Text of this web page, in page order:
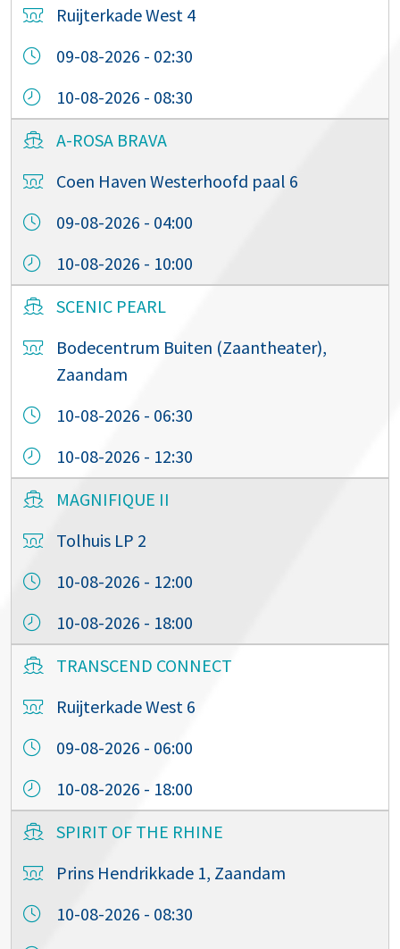
Ruijterkade West 4
09-08-2026 - 02:30
10-08-2026 - 08:30
A-ROSA BRAVA
Coen Haven Westerhoofd paal 6
09-08-2026 - 04:00
10-08-2026 - 10:00
SCENIC PEARL
Bodecentrum Buiten (Zaantheater),
Zaandam
10-08-2026 - 06:30
10-08-2026 - 12:30
MAGNIFIQUE II
Tolhuis LP 2
10-08-2026 - 12:00
10-08-2026 - 18:00
TRANSCEND CONNECT
Ruijterkade West 6
09-08-2026 - 06:00
10-08-2026 - 18:00
SPIRIT OF THE RHINE
Prins Hendrikkade 1, Zaandam
10-08-2026 - 08:30